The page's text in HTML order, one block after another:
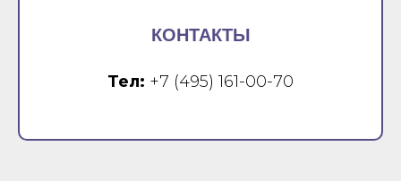
КОНТАКТЫ
Тел: +7 (495) 161-00-70